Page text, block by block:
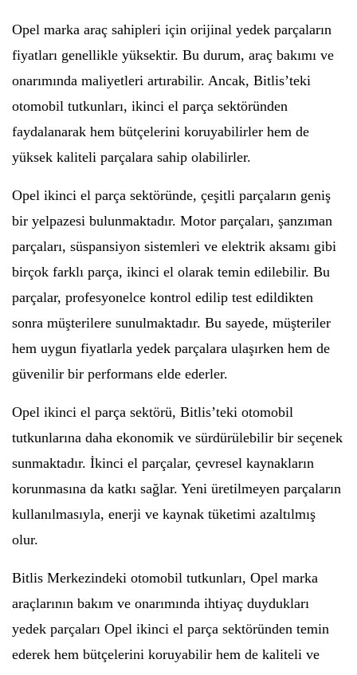
Opel marka araç sahipleri için orijinal yedek parçaların
fiyatları genellikle yüksektir. Bu durum, araç bakımı ve
onarımında maliyetleri artırabilir. Ancak, Bitlis’teki
otomobil tutkunları, ikinci el parça sektöründen
faydalanarak hem bütçelerini koruyabilirler hem de
yüksek kaliteli parçalara sahip olabilirler.
Opel ikinci el parça sektöründe, çeşitli parçaların geniş
bir yelpazesi bulunmaktadır. Motor parçaları, şanzıman
parçaları, süspansiyon sistemleri ve elektrik aksamı gibi
birçok farklı parça, ikinci el olarak temin edilebilir. Bu
parçalar, profesyonelce kontrol edilip test edildikten
sonra müşterilere sunulmaktadır. Bu sayede, müşteriler
hem uygun fiyatlarla yedek parçalara ulaşırken hem de
güvenilir bir performans elde ederler.
Opel ikinci el parça sektörü, Bitlis’teki otomobil
tutkunlarına daha ekonomik ve sürdürülebilir bir seçenek
sunmaktadır. İkinci el parçalar, çevresel kaynakların
korunmasına da katkı sağlar. Yeni üretilmeyen parçaların
kullanılmasıyla, enerji ve kaynak tüketimi azaltılmış
olur.
Bitlis Merkezindeki otomobil tutkunları, Opel marka
araçlarının bakım ve onarımında ihtiyaç duydukları
yedek parçaları Opel ikinci el parça sektöründen temin
ederek hem bütçelerini koruyabilir hem de kaliteli ve